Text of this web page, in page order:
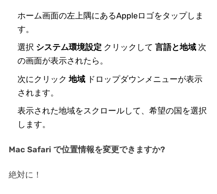
ホーム画面の左上隅にあるAppleロゴをタップしま
す。
選択 システム環境設定 クリックして 言語と地域次
の画面が表示されたら。
次にクリック 地域ドロップダウンメニューが表示
されます。
表示された地域をスクロールして、希望の国を選択
します。
Mac Safari で位置情報を変更できますか?
絶対に！